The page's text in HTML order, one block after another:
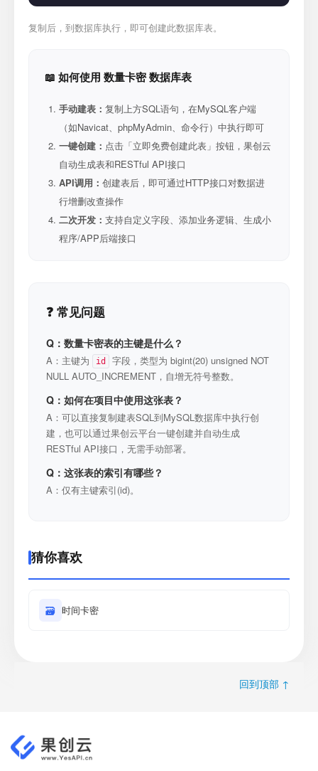
复制后，到数据库执行，即可创建此数据库表。
📖 如何使用 数量卡密 数据库表
手动建表： 复制上方SQL语句，在MySQL客户端
（如Navicat、phpMyAdmin、命令行）中执行即可
一键创建： 点击「立即免费创建此表」按钮，果创云
自动生成表和RESTful API接口
API调用： 创建表后，即可通过HTTP接口对数据进
行增删改查操作
二次开发： 支持自定义字段、添加业务逻辑、生成小
程序/APP后端接口
❓ 常见问题
Q：数量卡密表的主键是什么？
A：主键为 id
字段，类型为 bigint(20) unsigned NOT
NULL AUTO_INCREMENT，自增无符号整数。
Q：如何在项目中使用这张表？
A：可以直接复制建表SQL到MySQL数据库中执行创
建，也可以通过果创云平台一键创建并自动生成
RESTful API接口，无需手动部署。
Q：这张表的索引有哪些？
A：仅有主键索引(id)。
猜你喜欢
🗃 时间卡密
回到顶部 ↑